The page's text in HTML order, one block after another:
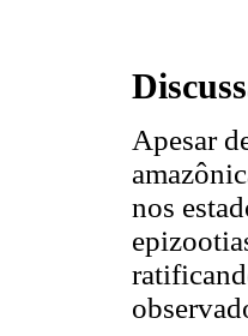
Apesar
nos